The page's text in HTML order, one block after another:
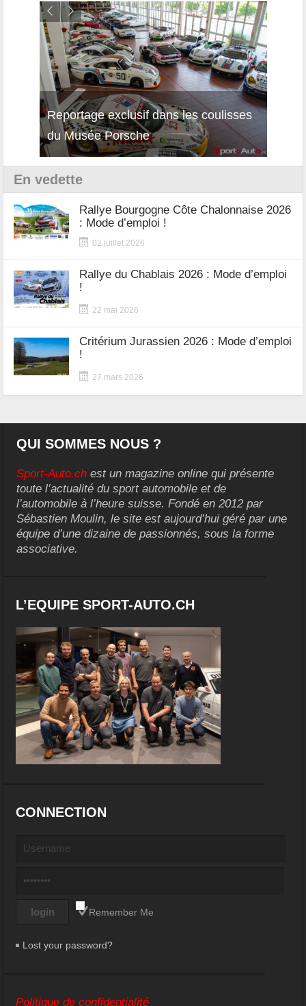
Reportage exclusif dans les coulisses
du Musée Porsche
En vedette
Rallye Bourgogne Côte Chalonnaise 2026
: Mode d’emploi !
02 juillet 2026
Rallye du Chablais 2026 : Mode d’emploi
!
22 mai 2026
Critérium Jurassien 2026 : Mode d’emploi
!
27 mars 2026
QUI SOMMES NOUS ?
Sport-Auto.ch est un magazine online qui présente
toute l’actualité du sport automobile et de
l’automobile à l’heure suisse. Fondé en 2012 par
Sébastien Moulin, le site est aujourd’hui géré par une
équipe d’une dizaine de passionnés, sous la forme
associative.
L’EQUIPE SPORT-AUTO.CH
CONNECTION
Remember Me
Lost your password?
Politique de confidentialité